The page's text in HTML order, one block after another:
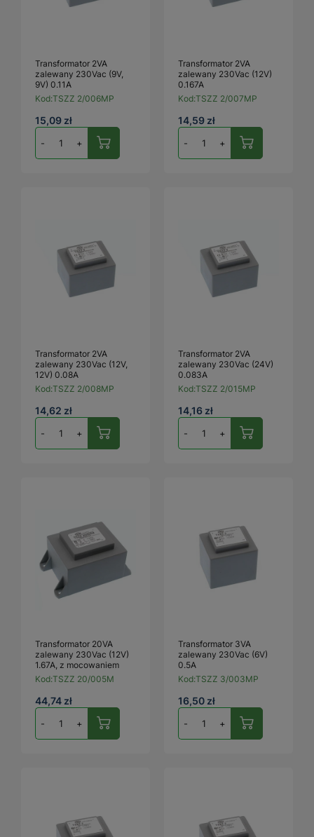
Transformator 2VA
zalewany 230Vac (9V,
9V) 0.11A
Kod:TSZZ 2/006MP
15,09 zł
- +
Transformator 2VA
zalewany 230Vac (12V)
0.167A
Kod:TSZZ 2/007MP
14,59 zł
- +
Transformator 2VA
zalewany 230Vac (12V,
12V) 0.08A
Kod:TSZZ 2/008MP
14,62 zł
- +
Transformator 2VA
zalewany 230Vac (24V)
0.083A
Kod:TSZZ 2/015MP
14,16 zł
- +
Transformator 20VA
zalewany 230Vac (12V)
1.67A, z mocowaniem
Kod:TSZZ 20/005M
44,74 zł
- +
Transformator 3VA
zalewany 230Vac (6V)
0.5A
Kod:TSZZ 3/003MP
16,50 zł
- +